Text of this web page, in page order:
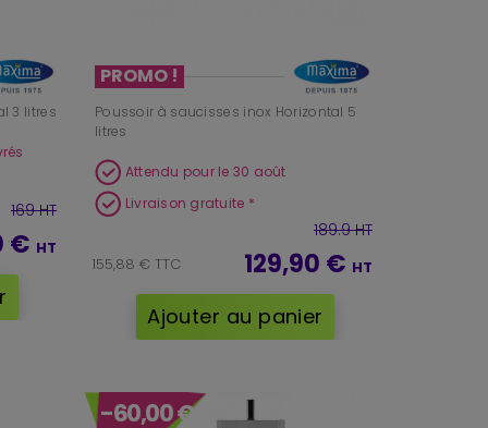
3 litres
169 HT
€ HT
PROMO !
Poussoir à saucisses inox Horizontal 5
litres
Attendu pour le 30 août
Livraison gratuite *
155,88 € TTC
189.9 HT
129,90 € HT
Ajouter au panier
-60,00 €